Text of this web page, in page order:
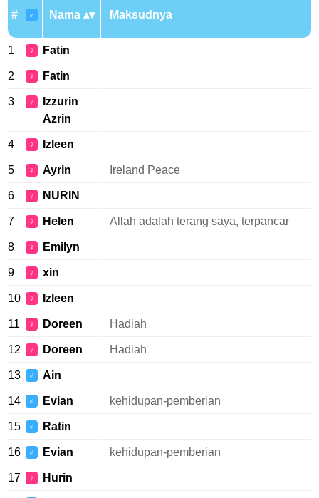
# ♂ Nama Maksudnya
1 ♀ Fatin
2 ♀ Fatin
3 ♀
Izzurin
Azrin
4 ♀ Izleen
5 ♀ Ayrin Ireland Peace
6 ♀ NURIN
7 ♀ Helen Allah adalah terang saya, terpancar
8 ♀ Emilyn
9 ♀ xin
10 ♀ Izleen
11 ♀ Doreen Hadiah
12 ♀ Doreen Hadiah
13 ♂ Ain
14 ♂ Evian kehidupan-pemberian
15 ♂ Ratin
16 ♂ Evian kehidupan-pemberian
17 ♀ Hurin